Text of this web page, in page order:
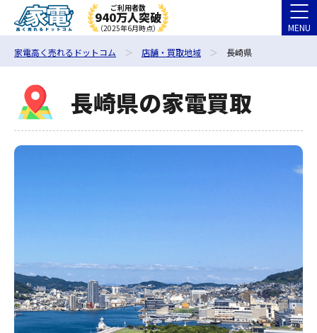
ご利用者数
940万人突破
（2025年6月時点） MENU
家電高く売れるドットコム 店舗・買取地域 長崎県
長崎県の家電買取